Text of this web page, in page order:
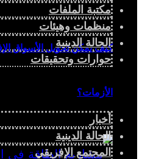
كيف يمكن تحويل الأسواق
الأزمات؟
مكتبة الملفات
منظمات وهيئات
الحالة الدينية
حوارات وتحقيقات
أخبار
الحالة الدينية
المجتمع الإفريقي